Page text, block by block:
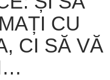
CU
CI SĂ VĂ